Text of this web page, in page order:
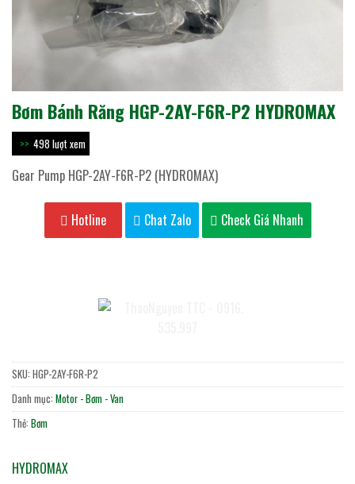
Bơm Bánh Răng HGP-2AY-F6R-P2 HYDROMAX
498 lượt xem
Gear Pump HGP-2AY-F6R-P2 (HYDROMAX)
Hotline Chat Zalo Check Giá Nhanh
SKU: HGP-2AY-F6R-P2
Danh mục: Motor - Bơm - Van
Thẻ: Bơm
HYDROMAX